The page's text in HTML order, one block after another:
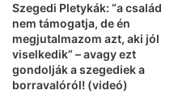
Szegedi Pletykák: “a család
nem támogatja, de én
megjutalmazom azt, aki jól
viselkedik” – avagy ezt
gondolják a szegediek a
borravalóról! (videó)